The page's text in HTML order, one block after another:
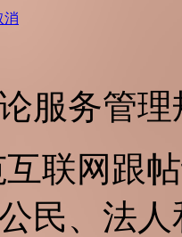
消
服务管理
联网跟
民、法